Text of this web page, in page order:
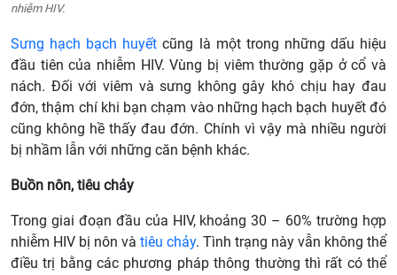
nhiễm HIV.
Sưng hạch bạch huyết cũng là một trong những dấu hiệu
đầu tiên của nhiễm HIV. Vùng bị viêm thường gặp ở cổ và
nách. Đối với viêm và sưng không gây khó chịu hay đau
đớn, thậm chí khi bạn chạm vào những hạch bạch huyết đó
cũng không hề thấy đau đớn. Chính vì vậy mà nhiều người
bị nhầm lẫn với những căn bệnh khác.
Buồn nôn, tiêu chảy
Trong giai đoạn đầu của HIV, khoảng 30 – 60% trường hợp
nhiễm HIV bị nôn và tiêu chảy. Tình trạng này vẫn không thể
điều trị bằng các phương pháp thông thường thì rất có thể